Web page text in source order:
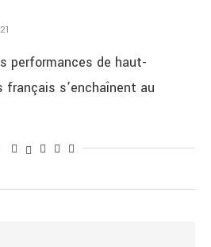
performances de haut-
français s’enchaînent au